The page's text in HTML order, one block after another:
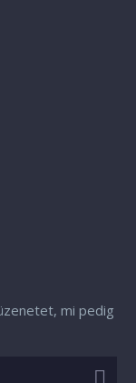
mi pedig